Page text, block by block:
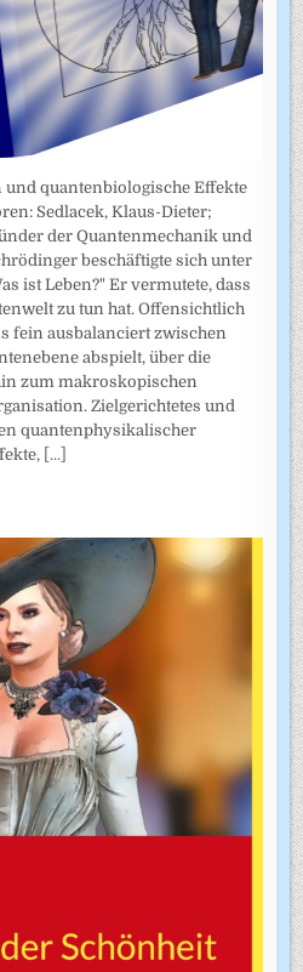
quantenbiologische Effekte
Sedlacek, Klaus-Dieter;
der Quantenmechanik und
beschäftigte sich unter
ist Leben?" Er vermutete, dass
zu tun hat. Offensichtlich
fein ausbalanciert zwischen
abspielt, über die
zum makroskopischen
Zielgerichtetes und
quantenphysikalischer
[...]